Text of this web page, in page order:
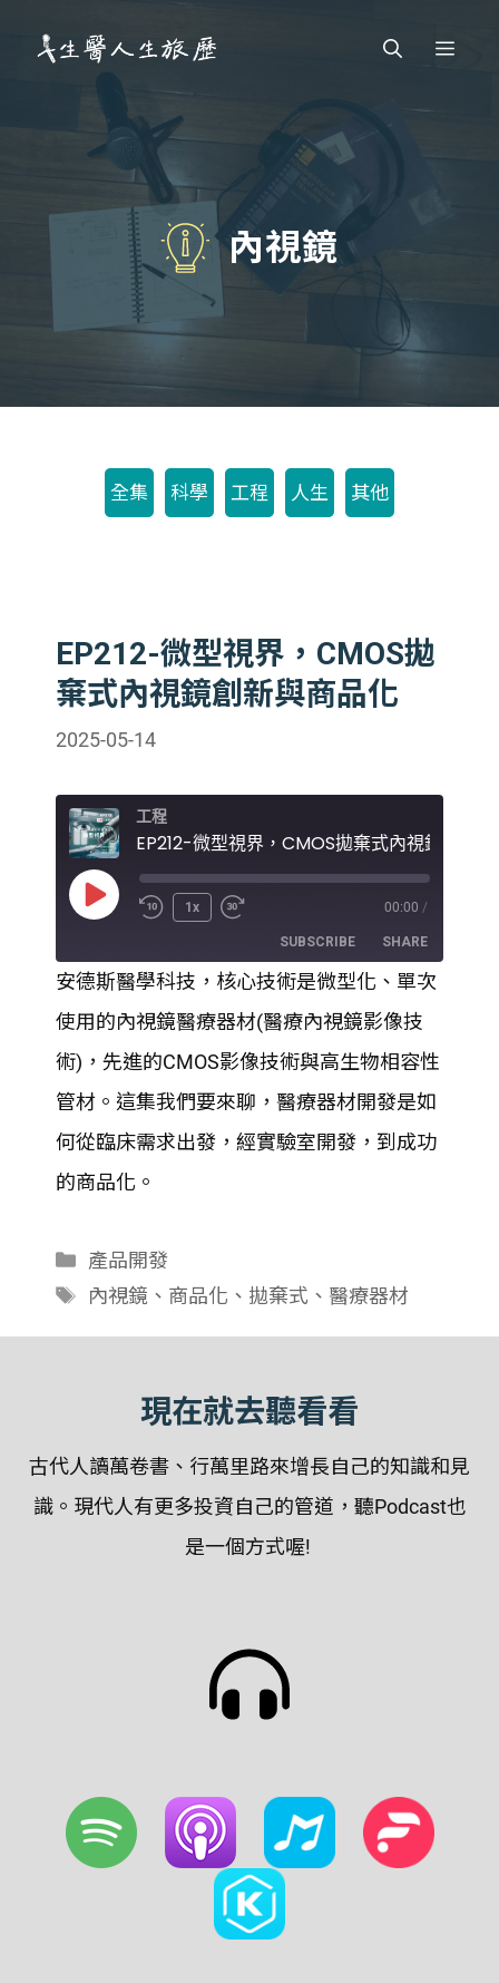
Menu
內視鏡
全集 科學 工程 人生 其他
EP212-微型視界，CMOS拋
棄式內視鏡創新與商品化
2025-05-14
工程
Play
1x 00:00 /
SUBSCRIBE SHARE
RSS FEED
SHARE
LINK
EMBED
安德斯醫學科技，核心技術是微型化、單次
使用的內視鏡醫療器材(醫療內視鏡影像技
術)，先進的CMOS影像技術與高生物相容性
管材。這集我們要來聊，醫療器材開發是如
何從臨床需求出發，經實驗室開發，到成功
的商品化。
分
類
產品開發
標
內視鏡 、 商品化 、 拋棄式 、 醫療器材
現在就去聽看看
古代人讀萬卷書、行萬里路來增長自己的知識和見
識。現代人有更多投資自己的管道，聽Podcast也
是一個方式喔!